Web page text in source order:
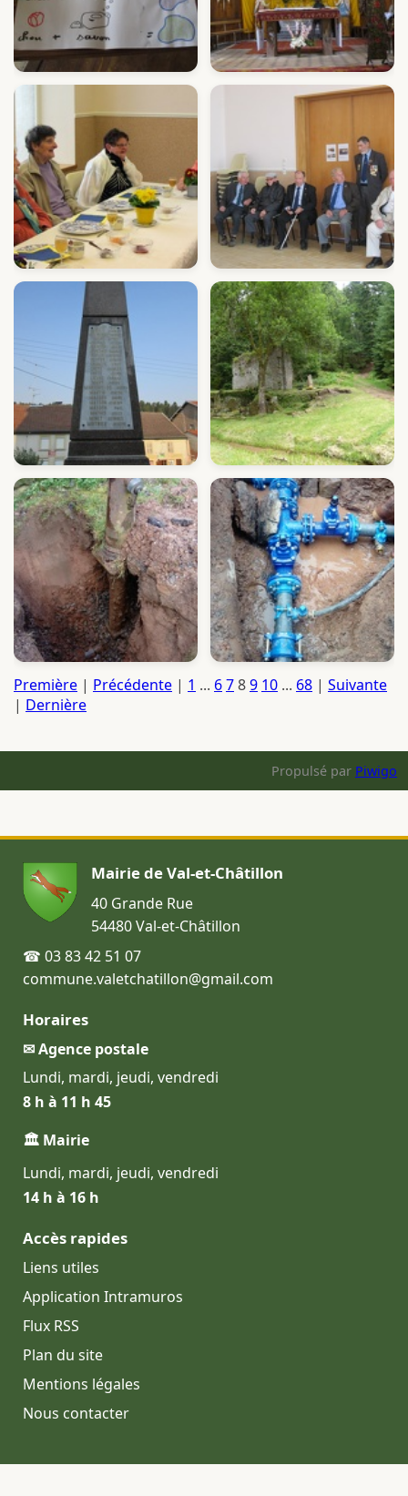
Première | Précédente | 1 ... 6789 10 ... 68 | Suivante
| Dernière
Propulsé par Piwigo
Mairie de Val-et-Châtillon
40 Grande Rue
54480 Val-et-Châtillon
☎ 03 83 42 51 07
commune.valetchatillon@gmail.com
Horaires
✉ Agence postale
Lundi, mardi, jeudi, vendredi
8 h à 11 h 45
🏛 Mairie
Lundi, mardi, jeudi, vendredi
14 h à 16 h
Accès rapides
Liens utiles
Application Intramuros
Flux RSS
Plan du site
Mentions légales
Nous contacter